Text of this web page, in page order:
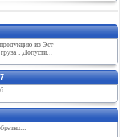
из Эст
. Допусти...